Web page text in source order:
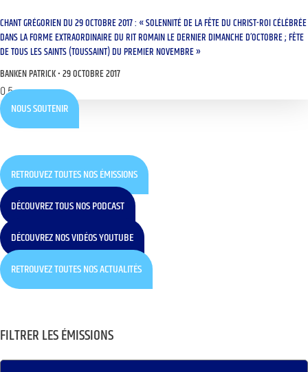
CHANT GRÉGORIEN DU 29 OCTOBRE 2017 : « SOLENNITÉ DE LA FÊTE DU CHRIST-ROI CÉLÉBRÉE
DANS LA FORME EXTRAORDINAIRE DU RIT ROMAIN LE DERNIER DIMANCHE D’OCTOBRE ; FÊTE
DE TOUS LES SAINTS (TOUSSAINT) DU PREMIER NOVEMBRE »
BANKEN PATRICK 29 OCTOBRE 2017
NOUS SOUTENIR
RETROUVEZ TOUTES NOS ÉMISSIONS
DÉCOUVREZ TOUS NOS PODCAST
DÉCOUVREZ NOS VIDÉOS YOUTUBE
RETROUVEZ TOUTES NOS ACTUALITÉS
FILTRER LES ÉMISSIONS